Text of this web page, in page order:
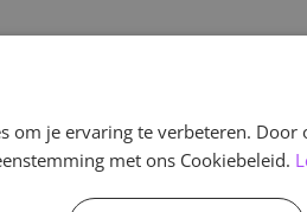
om je ervaring te verbeteren. Door
met ons Cookiebeleid.